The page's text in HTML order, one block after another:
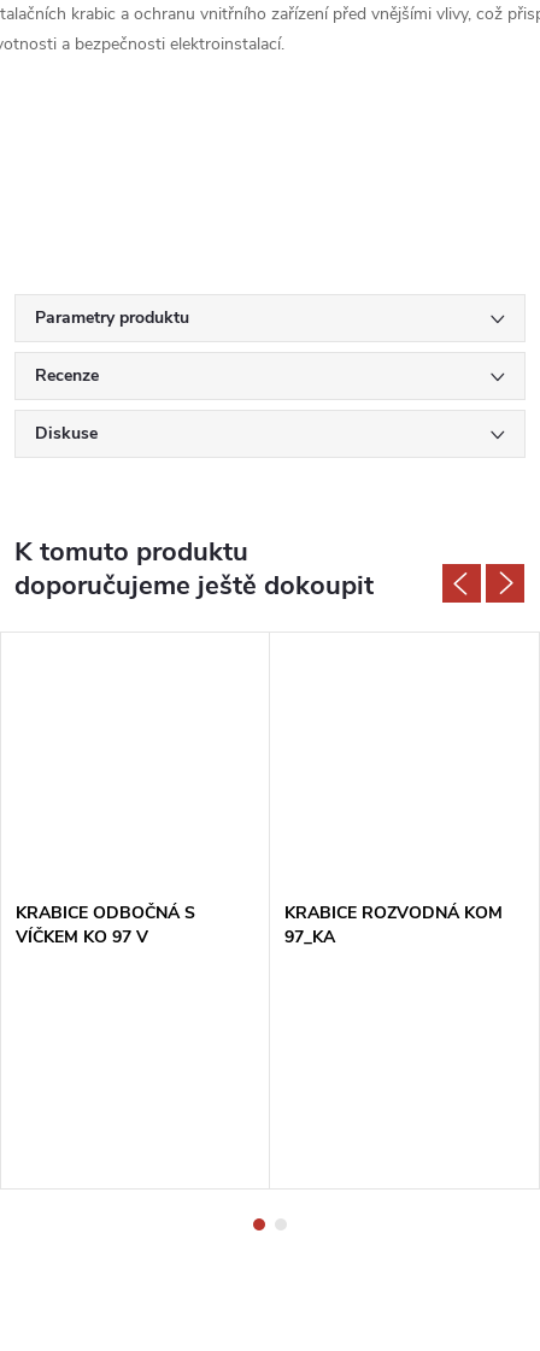
krabic a ochranu vnitřního zařízení před vnějšími vlivy, což
a bezpečnosti elektroinstalací.
Parametry produktu
Recenze
Diskuse
K tomuto produktu
doporučujeme ještě dokoupit
KRABICE ODBOČNÁ S
VÍČKEM KO 97 V
KRABICE ROZVODNÁ KOM
97_KA